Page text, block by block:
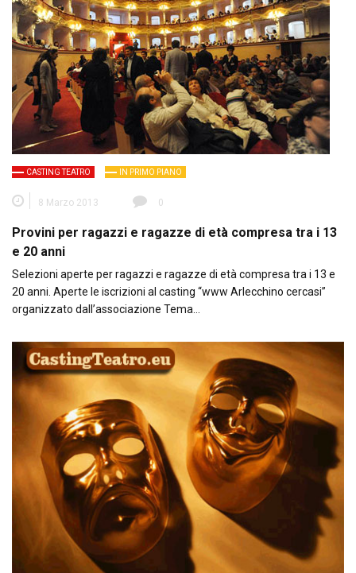
CASTING TEATRO IN PRIMO PIANO
8 Marzo 2013 0
Provini per ragazzi e ragazze di età compresa tra i 13
e 20 anni
Selezioni aperte per ragazzi e ragazze di età compresa tra i 13 e
20 anni. Aperte le iscrizioni al casting “www Arlecchino cercasi”
organizzato dall’associazione Tema…